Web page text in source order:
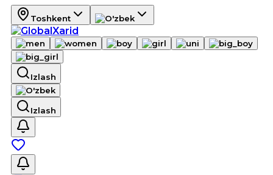
Toshkent
Izlash
Izlash